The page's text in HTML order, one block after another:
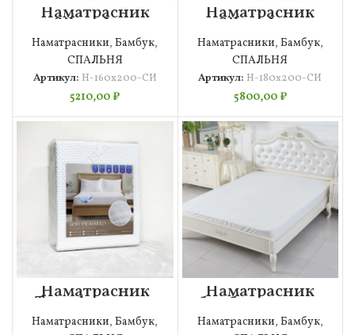
Наматрасник
Silver Ions
160х200
Наматрасники,Бамбук,
СПАЛЬНЯ
Артикул: Н-160х200-СИ
5210,00₽
Наматрасник
Silver Ions
180х200
Наматрасники, Бамбук,
СПАЛЬНЯ
Артикул: Н-180х200-СИ
5800,00₽
Наматрасник
Tencel 140х200
Наматрасники,Бамбук,
Наматрасник
бамбук 150×190
Наматрасники, Бамбук,